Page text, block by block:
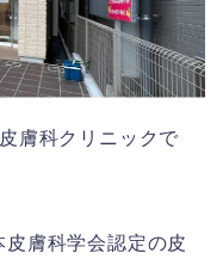
膚科クリニックで
膚科学会認定の皮